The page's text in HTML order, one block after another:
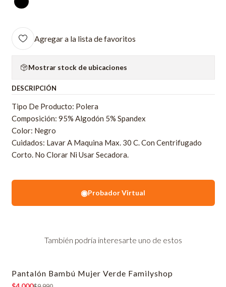
Agregar a la lista de favoritos
Mostrar stock de ubicaciones
DESCRIPCIÓN
Tipo De Producto: Polera
Composición: 95% Algodón 5% Spandex
Color: Negro
Cuidados: Lavar A Maquina Max. 30 C. Con Centrifugado
Corto. No Clorar Ni Usar Secadora.
◉Probador Virtual
También podría interesarte uno de estos
-60% OFF
Pantalón Bambú Mujer Verde Familyshop